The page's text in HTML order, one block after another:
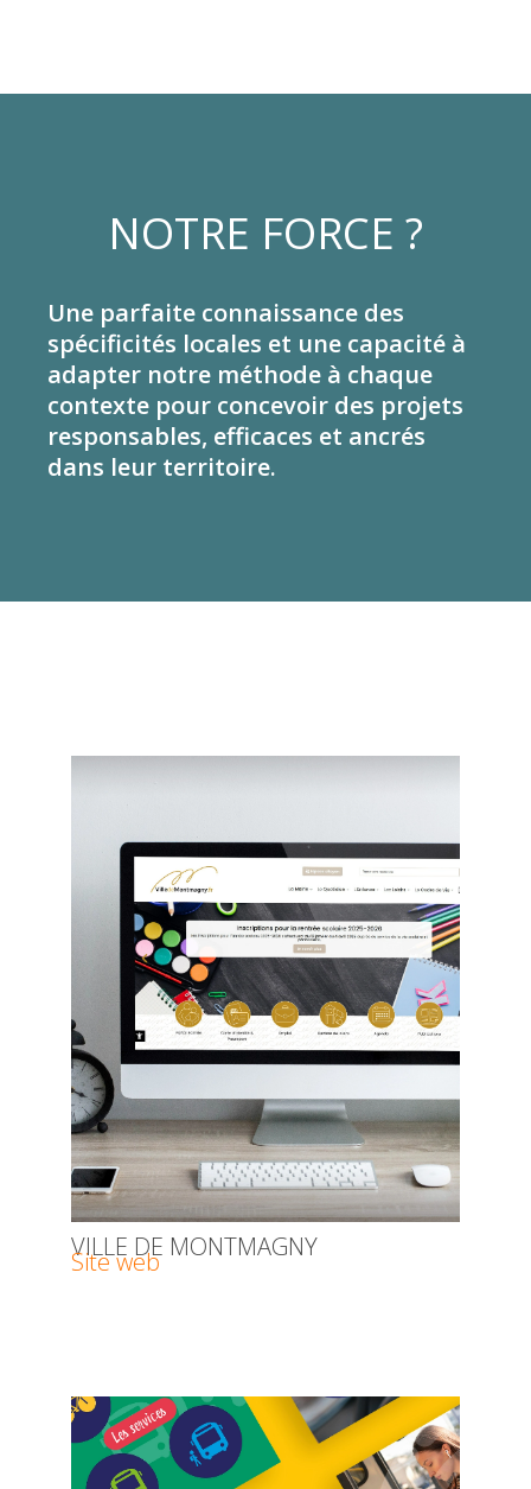
NOTRE FORCE ?
Une parfaite connaissance des
spécificités locales et une capacité à
adapter notre méthode à chaque
contexte pour concevoir des projets
responsables, efficaces et ancrés
dans leur territoire.
VILLE DE MONTMAGNY
Site web